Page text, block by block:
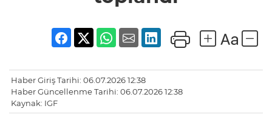
Haber Giriş Tarihi: 06.07.2026 12:38
Haber Güncellenme Tarihi: 06.07.2026 12:38
Kaynak: IGF